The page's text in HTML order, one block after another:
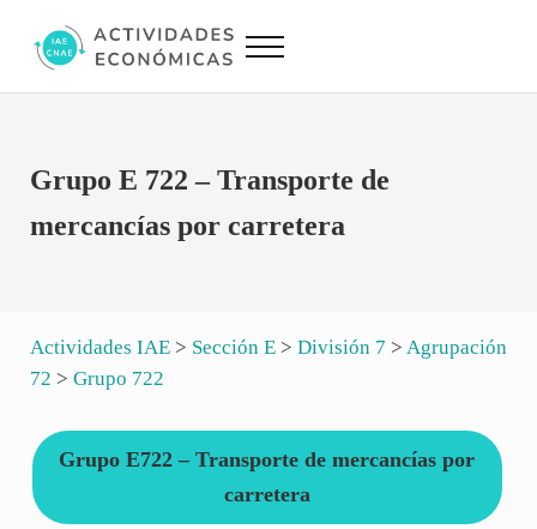
Actividades Económicas IAE CNAE
Menu
Grupo E 722 – Transporte de
mercancías por carretera
Actividades IAE> Sección E> División 7 > Agrupación
72 > Grupo 722
Grupo E722 – Transporte de mercancías por
carretera